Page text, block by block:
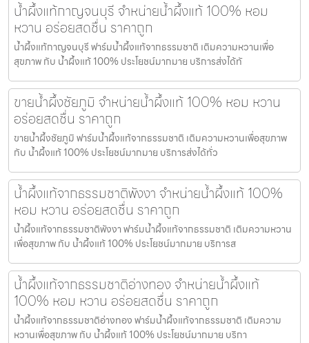
น้ำผึ้งแท้กาญจนบุรี จำหน่ายน้ำผึ้งแท้ 100% หอม
หวาน อร่อยสดชื่น ราคาถูก
น้ำผึ้งแท้กาญจนบุรี ฟาร์มน้ำผึ้งแท้จากธรรมชาติ เติมความหวานเพื่อ
สุขภาพ กับ น้ำผึ้งแท้ 100% ประโยชน์มากมาย บริการส่งได้ทั
ขายน้ำผึ้งชัยภูมิ จำหน่ายน้ำผึ้งแท้ 100% หอม หวาน
อร่อยสดชื่น ราคาถูก
ขายน้ำผึ้งชัยภูมิ ฟาร์มน้ำผึ้งแท้จากธรรมชาติ เติมความหวานเพื่อสุขภาพ
กับ น้ำผึ้งแท้ 100% ประโยชน์มากมาย บริการส่งได้ทั่ว
น้ำผึ้งแท้จากธรรมชาติพังงา จำหน่ายน้ำผึ้งแท้ 100%
หอม หวาน อร่อยสดชื่น ราคาถูก
น้ำผึ้งแท้จากธรรมชาติพังงา ฟาร์มน้ำผึ้งแท้จากธรรมชาติ เติมความหวาน
เพื่อสุขภาพ กับ น้ำผึ้งแท้ 100% ประโยชน์มากมาย บริการส
น้ำผึ้งแท้จากธรรมชาติอ่างทอง จำหน่ายน้ำผึ้งแท้
100% หอม หวาน อร่อยสดชื่น ราคาถูก
น้ำผึ้งแท้จากธรรมชาติอ่างทอง ฟาร์มน้ำผึ้งแท้จากธรรมชาติ เติมความ
หวานเพื่อสุขภาพ กับ น้ำผึ้งแท้ 100% ประโยชน์มากมาย บริกา